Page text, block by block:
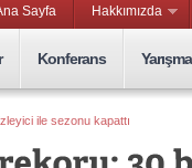
Sayfa Hakkımızda
Konferans Yarışma
ile sezonu kapattı